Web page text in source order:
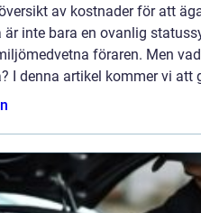
av kostnader för att
är inte bara en ovanlig
föraren. Men
I denna artikel kommer vi att